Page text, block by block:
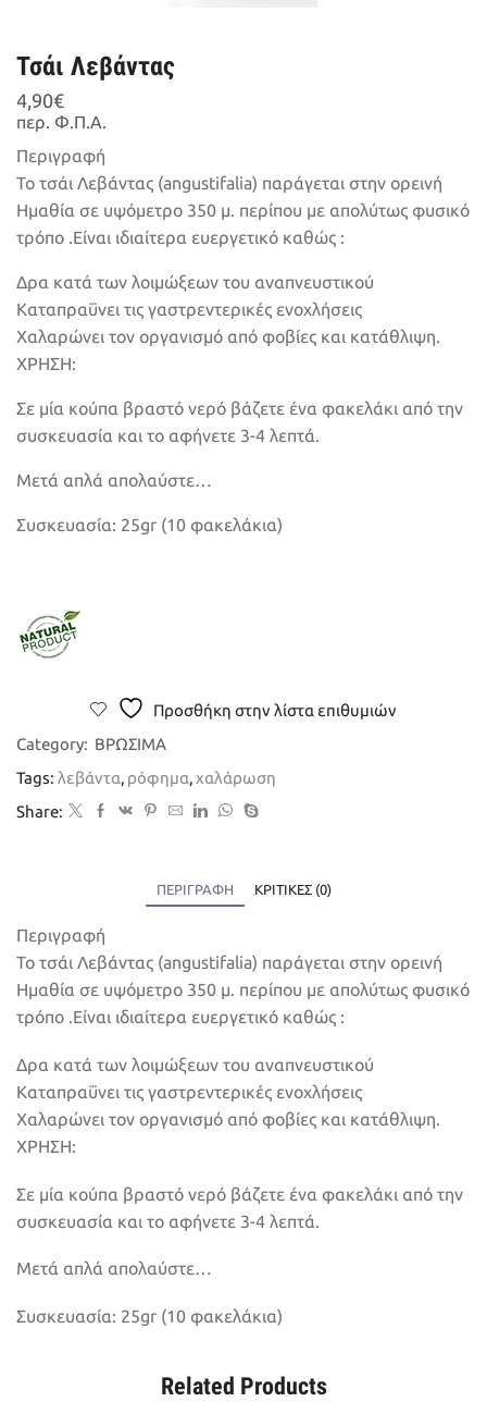
Τσάι Λεβάντας
4,90€
περ. Φ.Π.Α.
Περιγραφή
Το τσάι Λεβάντας (angustifalia) παράγεται στην ορεινή
Ημαθία σε υψόμετρο 350 μ. περίπου με απολύτως φυσικό
τρόπο .Είναι ιδιαίτερα ευεργετικό καθώς :
Δρα κατά των λοιμώξεων του αναπνευστικού
Καταπραΰνει τις γαστρεντερικές ενοχλήσεις
Χαλαρώνει τον οργανισμό από φοβίες και κατάθλιψη.
ΧΡΗΣΗ:
Σε μία κούπα βραστό νερό βάζετε ένα φακελάκι από την
συσκευασία και το αφήνετε 3-4 λεπτά.
Μετά απλά απολαύστε…
Συσκευασία: 25gr (10 φακελάκια)
Προσθήκη στην λίστα επιθυμιών
Category: ΒΡΩΣΙΜΑ
Tags: λεβάντα, ρόφημα,χαλάρωση
Share:
ΠΕΡΙΓΡΑΦΉ ΚΡΙΤΙΚΈΣ (0)
Περιγραφή
Το τσάι Λεβάντας (angustifalia) παράγεται στην ορεινή
Ημαθία σε υψόμετρο 350 μ. περίπου με απολύτως φυσικό
τρόπο .Είναι ιδιαίτερα ευεργετικό καθώς :
Δρα κατά των λοιμώξεων του αναπνευστικού
Καταπραΰνει τις γαστρεντερικές ενοχλήσεις
Χαλαρώνει τον οργανισμό από φοβίες και κατάθλιψη.
ΧΡΗΣΗ:
Σε μία κούπα βραστό νερό βάζετε ένα φακελάκι από την
συσκευασία και το αφήνετε 3-4 λεπτά.
Μετά απλά απολαύστε…
Συσκευασία: 25gr (10 φακελάκια)
Related Products